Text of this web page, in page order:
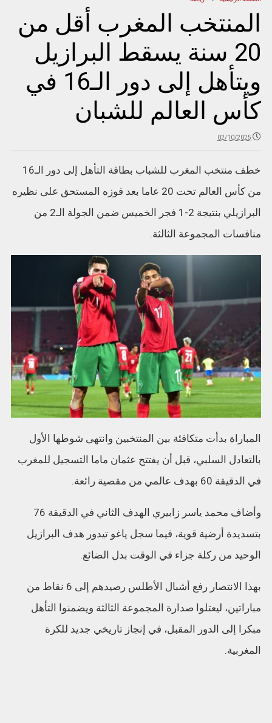
المنتخب المغرب أقل من
20 سنة يسقط البرازيل
ويتأهل إلى دور الـ16 في
كأس العالم للشبان
02/10/2025
خطف منتخب المغرب للشباب بطاقة التأهل إلى دور الـ16
من كأس العالم تحت 20 عاما بعد فوزه المستحق على نظيره
البرازيلي بنتيجة 2-1 فجر الخميس ضمن الجولة الـ2 من
منافسات المجموعة الثالثة.
المباراة بدأت متكافئة بين المنتخبين وانتهى شوطها الأول
بالتعادل السلبي، قبل أن يفتتح عثمان ماما التسجيل للمغرب
في الدقيقة 60 بهدف عالمي من مقصية رائعة.
وأضاف محمد ياسر زابيري الهدف الثاني في الدقيقة 76
بتسديدة أرضية قوية، فيما سجل ياغو تيدور هدف البرازيل
الوحيد من ركلة جزاء في الوقت بدل الضائع.
بهذا الانتصار رفع أشبال الأطلس رصيدهم إلى 6 نقاط من
مباراتين، ليعتلوا صدارة المجموعة الثالثة ويضمنوا التأهل
مبكرا إلى الدور المقبل، في إنجاز تاريخي جديد للكرة
المغربية.